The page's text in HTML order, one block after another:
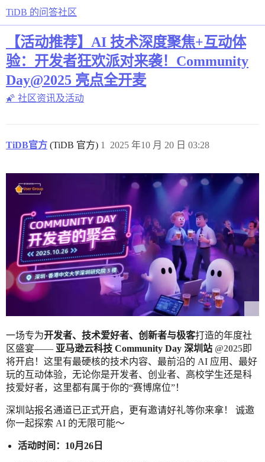
TiDB 的问答社区
【活动推荐】AI 技术深度聚焦+互动体
验：开发者狂欢派对来袭！Community
Day@2025 亮点全开麦
🌠 社区资讯及活动
TiDB官方 (TiDB 官方) 2025 年10 月 20 日 03:28
1
一场专为开发者、技术爱好者、创新者与极客打造的年度社
区盛宴—— 亚马逊云科技 Community Day 深圳站 @2025即
将开启！这里有最硬核的技术内容、最前沿的 AI 应用、最好
玩的互动体验，无论你是开发者、创业者、高校学生还是科
技爱好者，这里都有属于你的“赛博席位”！
深圳站报名通道已正式开启，更有邀请好礼等你来拿！ 诚邀
你一起探索 AI 的无限可能～
活动时间：10月26日